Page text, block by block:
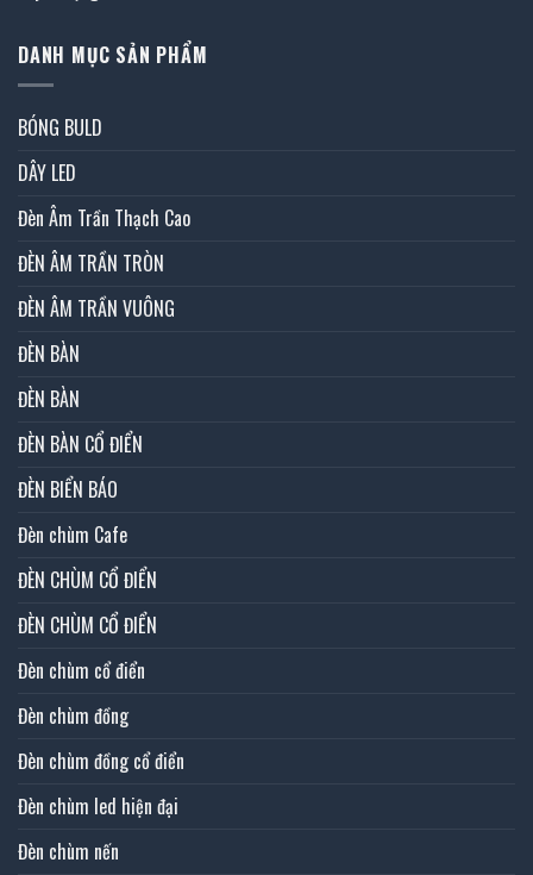
DANH MỤC SẢN PHẨM
BÓNG BULD
DÂY LED
Đèn Âm Trần Thạch Cao
ĐÈN ÂM TRẦN TRÒN
ĐÈN ÂM TRẦN VUÔNG
ĐÈN BÀN
ĐÈN BÀN
ĐÈN BÀN CỔ ĐIỂN
ĐÈN BIỂN BÁO
Đèn chùm Cafe
ĐÈN CHÙM CỔ ĐIỂN
ĐÈN CHÙM CỔ ĐIỂN
Đèn chùm cổ điển
Đèn chùm đồng
Đèn chùm đồng cổ điển
Đèn chùm led hiện đại
Đèn chùm nến